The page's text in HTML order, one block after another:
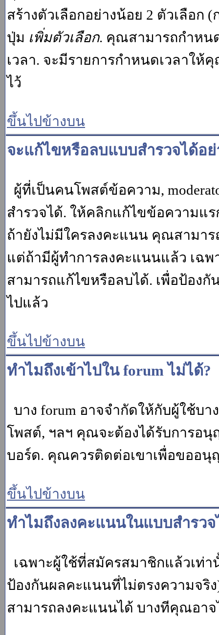
สร้างตัวเลือกอย่างน้อย 2 ตัวเลือก
ปุ่ม เพิ่มตัวเลือก. คุณสามารถกำหน
เวลา. จะมีรายการกำหนดเวลาให้
ไว้
ขึ้นไปข้างบน
จะแก้ไขหรือลบแบบสำรวจได้อย่
ผู้ที่เป็นคนโพสต์ข้อความ,
สำรวจได้. ให้คลิกแก้ไขข้อความแ
ถ้ายังไม่มีใครลงคะแนน คุณสามา
แต่ถ้ามีผู้ทำการลงคะแนนแล้ว เฉพา
สามารถแก้ไขหรือลบได้. เพื่อป้อง
ไปแล้ว
ขึ้นไปข้างบน
ทำไมถึงเข้าไปใน forum ไม่ได้?
บาง forum อาจจำกัดให้กับผู้ใช้บ
โพสต์, ฯลฯ คุณจะต้องได้รับการอนุ
บอร์ด. คุณควรติดต่อเขาเพื่อขออนุ
ขึ้นไปข้างบน
ทำไมถึงลงคะแนนในแบบสำรวจ
เฉพาะผู้ใช้ที่สมัครสมาชิกแล้วเท่
ป้องกันผลคะแนนที่ไม่ตรงความจ
สามารถลงคะแนนได้ บางทีคุณอา